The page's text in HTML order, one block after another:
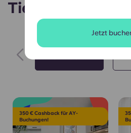
Jetzt
Tierpark
350 € Cashback für AY-
Buchungen!